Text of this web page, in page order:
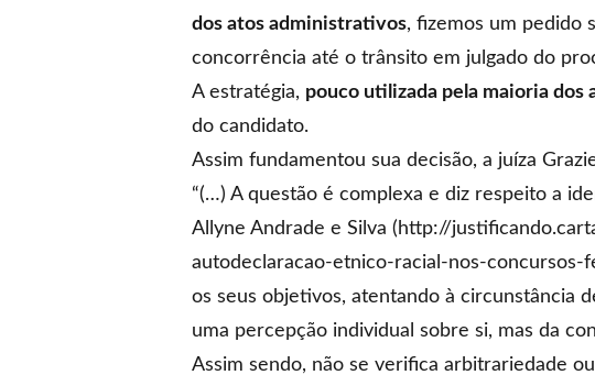
dos atos administrativos, fizemos um pedido
concorrência até o trânsito em julgado do
A estratégia, pouco utilizada pela maioria dos
do candidato.
Assim fundamentou sua decisão, a juíza
“(…) A questão é complexa e diz respeito a
Allyne Andrade e Silva (http://
autodeclaracao-etnico-racial-nos-concursos-
os seus objetivos, atentando à circunstância
uma percepção individual sobre si, mas da
Assim sendo, não se verifica arbitrariedade